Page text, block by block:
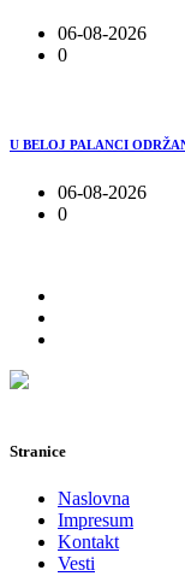
06-08-2026
0
U BELOJ PALANCI
06-08-2026
0
Stranice
Naslovna
Impresum
Kontakt
Vesti